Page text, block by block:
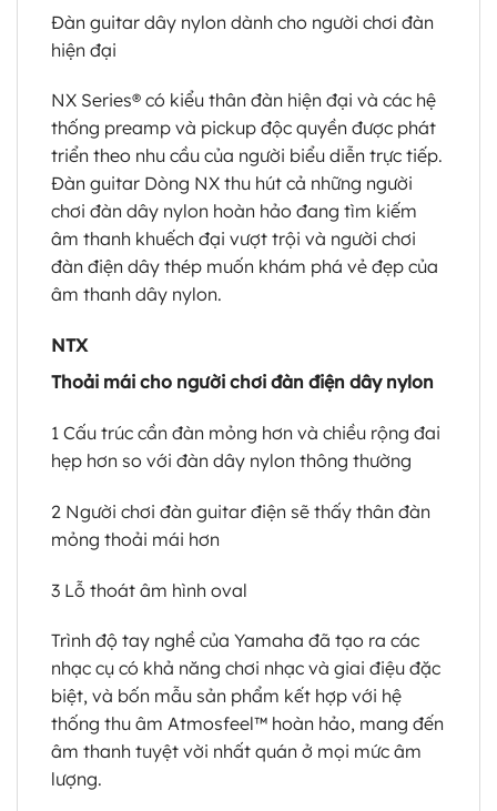
Đàn guitar dây nylon dành cho người chơi đàn
hiện đại
NX Series® có kiểu thân đàn hiện đại và các hệ
thống preamp và pickup độc quyền được phát
triển theo nhu cầu của người biểu diễn trực tiếp.
Đàn guitar Dòng NX thu hút cả những người
chơi đàn dây nylon hoàn hảo đang tìm kiếm
âm thanh khuếch đại vượt trội và người chơi
đàn điện dây thép muốn khám phá vẻ đẹp của
âm thanh dây nylon.
NTX
Thoải mái cho người chơi đàn điện dây nylon
1 Cấu trúc cần đàn mỏng hơn và chiều rộng đai
hẹp hơn so với đàn dây nylon thông thường
2 Người chơi đàn guitar điện sẽ thấy thân đàn
mỏng thoải mái hơn
3 Lỗ thoát âm hình oval
Trình độ tay nghề của Yamaha đã tạo ra các
nhạc cụ có khả năng chơi nhạc và giai điệu đặc
biệt, và bốn mẫu sản phẩm kết hợp với hệ
thống thu âm Atmosfeel™ hoàn hảo, mang đến
âm thanh tuyệt vời nhất quán ở mọi mức âm
lượng.